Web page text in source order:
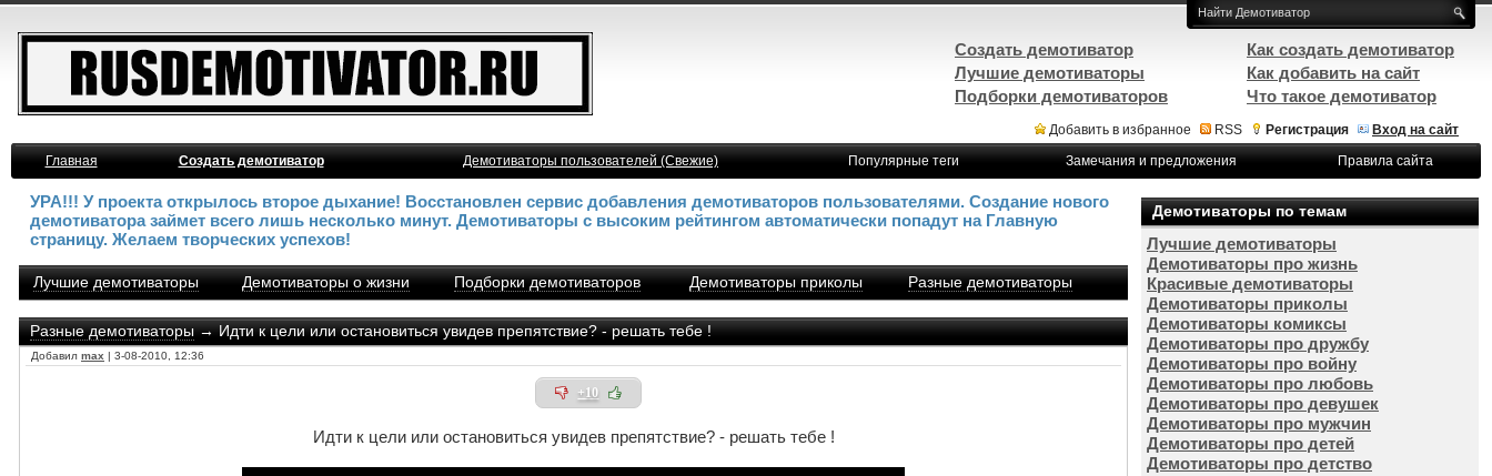
Добавить в избранное RSS Регистрация
Вход на сайт
Главная
Создать демотиватор Демотиваторы пользователей (Свежие) Популярные теги Замечания и предложения Правила сайта
УРА!!! У проекта открылось второе дыхание! Восстановлен сервис добавления демотиваторов пользователями. Создание нового
демотиватора займет всего лишь несколько минут. Демотиваторы с высоким рейтингом автоматически попадут на Главную
страницу. Желаем творческих успехов!
Лучшие демотиваторы Демотиваторы о жизни Подборки демотиваторов Демотиваторы приколы Разные демотиваторы
Разные демотиваторы→ Идти к цели или остановиться увидев препятствие? - решать тебе !
Добавил max | 3-08-2010, 12:36
+10
Идти к цели или остановиться увидев препятствие? - решать тебе !
Демотиваторы по темам
Лучшие демотиваторы
Демотиваторы про жизнь
Красивые демотиваторы
Демотиваторы приколы
Демотиваторы комиксы
Демотиваторы про дружбу
Демотиваторы про войну
Демотиваторы про любовь
Демотиваторы про девушек
Демотиваторы про мужчин
Демотиваторы про детей
Демотиваторы про детство
Создать демотиватор
Лучшие демотиваторы
Подборки демотиваторов
Как создать демотиватор
Как добавить на сайт
Что такое демотиватор